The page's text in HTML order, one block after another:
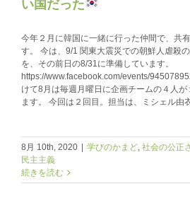
い国だった
今年２月に韓国に一緒に行った仲間で、共
す。 今は、9/1 関東大震災での朝鮮人虐殺
を、その前日の8/31に準備しています。
https://www.facebook.com/events/
けて8月は毎週月曜日に企画チームの４人
ます。 今回は２回目。担当は、ミシェル由
8月 10th, 2020 | 学びのかまど 社会の公正
民主主義
続きを読む